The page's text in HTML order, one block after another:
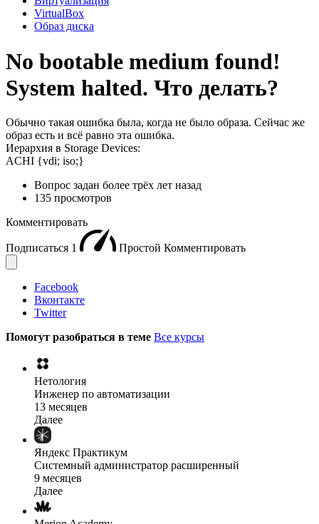
VirtualBox
Образ диска
No bootable medium found!
System halted. Что делать?
Обычно такая ошибка была, когда не было образа. Сейчас же
образ есть и всё равно эта ошибка.
Иерархия в Storage Devices:
ACHI {vdi; iso;}
Вопрос задан более трёх лет назад
135 просмотров
Комментировать
Подписаться 1 Простой Комментировать
Facebook
Вконтакте
Twitter
Помогут разобраться в теме Все курсы
Нетология
Инженер по автоматизации
13 месяцев
Далее
Яндекс Практикум
Системный администратор расширенный
9 месяцев
Далее